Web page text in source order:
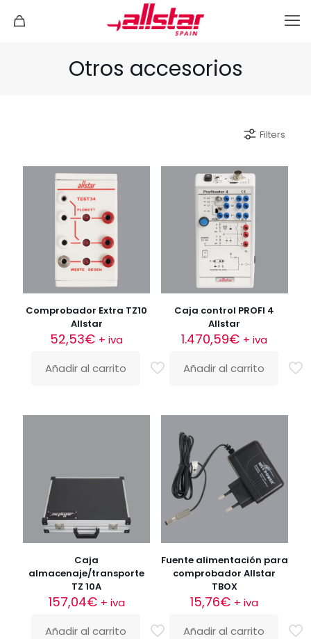
Otros accesorios
Filters
Comprobador Extra TZ10
Allstar
52,53€ + iva
Añadir al carrito
Caja control PROFI 4
Allstar
1.470,59€ + iva
Añadir al carrito
Caja
almacenaje/transporte
TZ 10A
157,04€ + iva
Añadir al carrito
Fuente alimentación para
comprobador Allstar
TBOX
15,76€ + iva
Añadir al carrito